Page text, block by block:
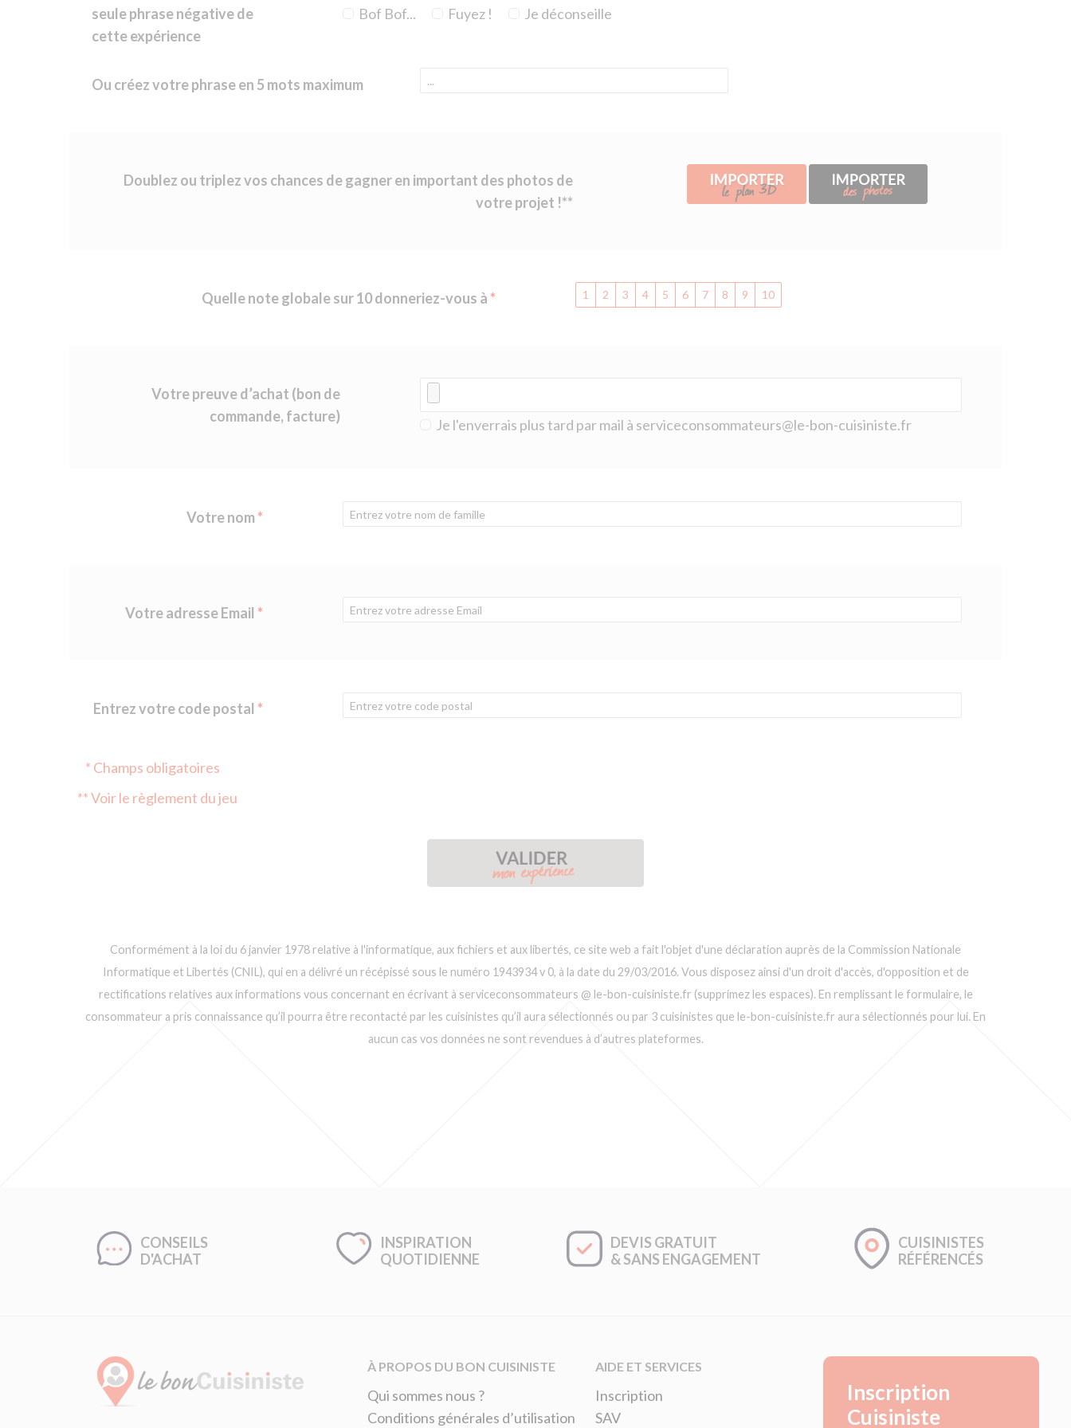
seule phrase négative de
cette expérience
Bof Bof...
Fuyez ! Je déconseille
Ou créez votre phrase en 5 mots maximum
Doublez ou triplez vos chances de gagner en important des photos de
votre projet !**
Quelle note globale sur 10 donneriez-vous à 1 2 3 4 5 6 7 8 9 10
Votre preuve d’achat (bon de
commande, facture)
Je l'enverrais plus tard par mail à serviceconsommateurs@le-bon-cuisiniste.fr
Votre nom
Votre adresse Email
Entrez votre code postal
* Champs obligatoires
** Voir le règlement du jeu
Conformément à la loi du 6 janvier 1978 relative à l'informatique, aux fichiers et aux libertés, ce site web a fait l'objet d'une déclaration auprès de la Commission Nationale
Informatique et Libertés (CNIL), qui en a délivré un récépissé sous le numéro 1943934 v 0, à la date du 29/03/2016. Vous disposez ainsi d'un droit d'accès, d'opposition et de
rectifications relatives aux informations vous concernant en écrivant à serviceconsommateurs @ le-bon-cuisiniste.fr (supprimez les espaces). En remplissant le formulaire, le
consommateur a pris connaissance qu’il pourra être recontacté par les cuisinistes qu’il aura sélectionnés ou par 3 cuisinistes que le-bon-cuisiniste.fr aura sélectionnés pour lui. En
aucun cas vos données ne sont revendues à d’autres plateformes.
CONSEILS
D'ACHAT
INSPIRATION
QUOTIDIENNE
DEVIS GRATUIT
& SANS ENGAGEMENT
CUISINISTES
RÉFÉRENCÉS
À PROPOS DU BON CUISINISTE
Qui sommes nous ?
Conditions générales d’utilisation
AIDE ET SERVICES
Inscription
SAV
Inscription
Cuisiniste